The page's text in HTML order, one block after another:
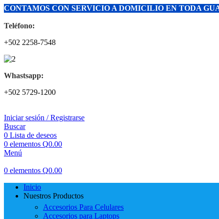
CONTAMOS CON SERVICIO A DOMICILIO EN TODA
Teléfono:
+502 2258-7548
Whastsapp:
+502 5729-1200
Iniciar sesión / Registrarse
Buscar
0 Lista de deseos
0 elementos Q0.00
Menú
0 elementos Q0.00
Inicio
Nuestros Productos
Accesorios Para Celulares
Accesorios para Laptops